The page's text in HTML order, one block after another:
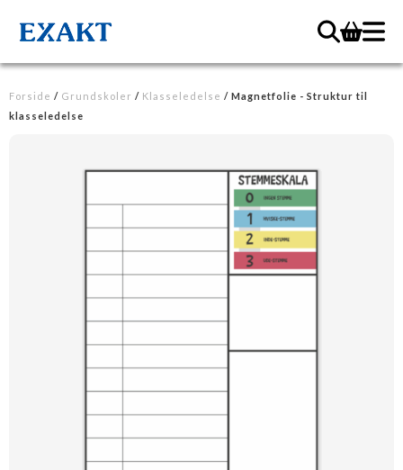
Forside / Grundskoler / Klasseledelse / Magnetfolie - Struktur til
klasseledelse